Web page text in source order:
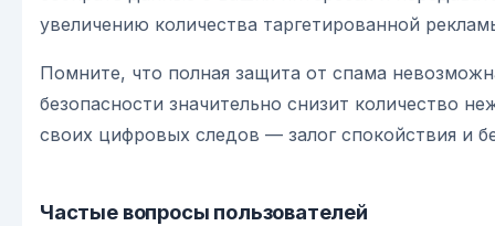
увеличению количества таргетированной
Помните, что полная защита от спама
безопасности значительно снизит количество
своих цифровых следов — залог спокойствия и
Частые вопросы пользователей